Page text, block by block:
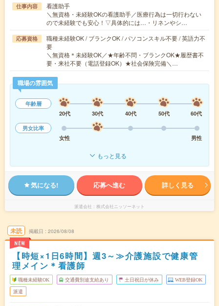
仕事内容
看護助手
＼無資格・未経験OKの看護助手／医療行為は一切行わない
ので未経験でも安心！▽具体的には…・リネンやシ…
応募資格
職種未経験OK / ブランクOK / パソコンスキル不要 / 英語力不
要
＼無資格＊未経験OK／★年齢不問・ブランクOK★履歴書不
要・来社不要（電話登録OK）★社会保険完備＼…
職場の雰囲気
年齢層
20代
30代 40代 50代
60代
男女比率
女性
男性
もっと見る
気になる! 応募へ進む 詳しく見る
派遣会社 株式会社ニッソーネット
未読
NEW
掲載日 2026/08/08
【時短×1日6時間】週3～≫介護施設で健康管
理メイン＊看護師
職種未経験OK 交通費別途支給あり 土日祝日が休み WEB登録OK
派遣